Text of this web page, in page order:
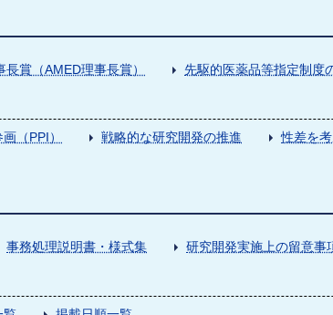
賞（AMED理事長賞） 先駆的医薬品等指定制度
（PPI） 戦略的な研究開発の推進 性差を
事務処理説明書・様式集 研究開発実施上の留意事